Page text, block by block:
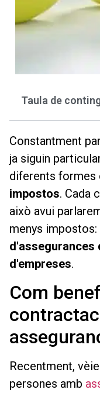
Taula de
Constantment
ja siguin
diferents formes
impostos. Cada
això avui
menys impostos:
d'assegurances
d'empreses.
Com
Recentment,
persones amb